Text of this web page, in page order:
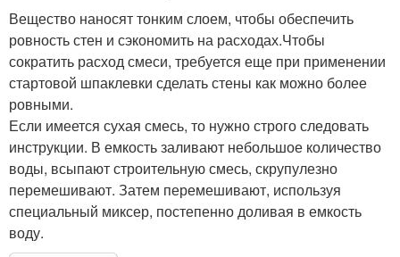
Вещество наносят тонким слоем, чтобы обеспечить
ровность стен и сэкономить на расходах.Чтобы
сократить расход смеси, требуется еще при применении
стартовой шпаклевки сделать стены как можно более
ровными.
Если имеется сухая смесь, то нужно строго следовать
инструкции. В емкость заливают небольшое количество
воды, всыпают строительную смесь, скрупулезно
перемешивают. Затем перемешивают, используя
специальный миксер, постепенно доливая в емкость
воду.